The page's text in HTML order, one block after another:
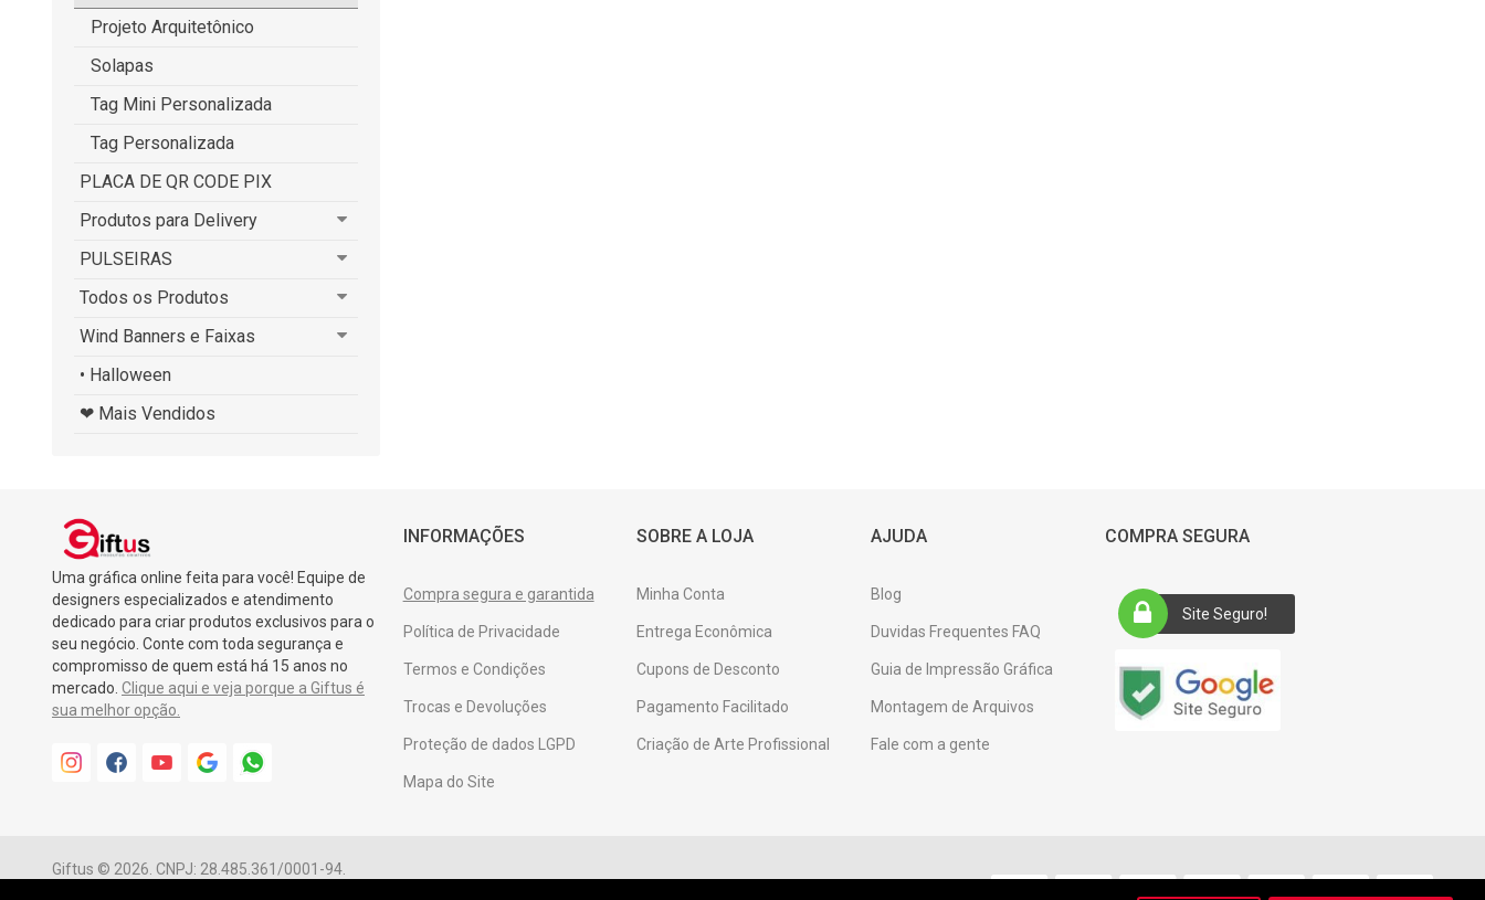
Projeto Arquitetônico
Solapas
Tag Mini Personalizada
Tag Personalizada
PLACA DE QR CODE PIX
Produtos para Delivery
PULSEIRAS
Todos os Produtos
Wind Banners e Faixas
• Halloween
❤ Mais Vendidos
Uma gráfica online feita para você! Equipe de
designers especializados e atendimento
dedicado para criar produtos exclusivos para o
seu negócio. Conte com toda segurança e
compromisso de quem está há 15 anos no
mercado. Clique aqui e veja porque a Giftus é
sua melhor opção.
INFORMAÇÕES
Compra segura e garantida
Política de Privacidade
Termos e Condições
Trocas e Devoluções
Proteção de dados LGPD
Mapa do Site
SOBRE A LOJA
Minha Conta
Entrega Econômica
Cupons de Desconto
Pagamento Facilitado
Criação de Arte Profissional
AJUDA
Blog
Duvidas Frequentes FAQ
Guia de Impressão Gráfica
Montagem de Arquivos
Fale com a gente
COMPRA SEGURA
Site Seguro!
Giftus © 2026. CNPJ: 28.485.361/0001-94.